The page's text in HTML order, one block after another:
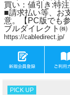
買い：値引き:特
■請求払い等、お
意。【PC版でも
ブルダイレクト
https://cabledirect.jp/
PICK UP